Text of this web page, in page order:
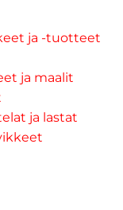
ja -tuotteet
ja maalit
ja lastat